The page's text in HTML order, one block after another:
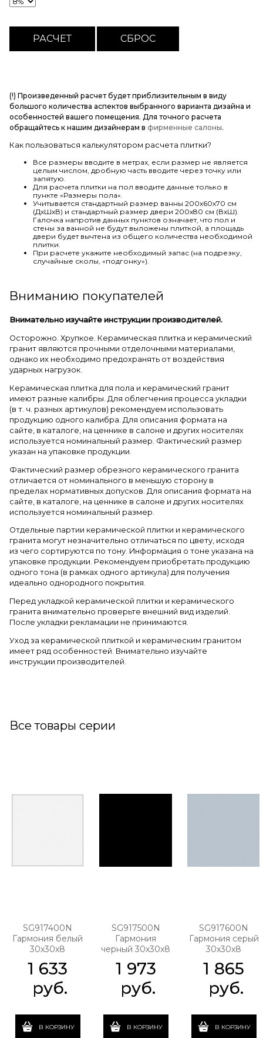
(!) Произведенный расчет будет приблизительным в виду
большого количества аспектов выбранного варианта дизайна и
особенностей вашего помещения. Для точного расчета
обращайтесь к нашим дизайнерам в фирменные салоны.
Как пользоваться калькулятором расчета плитки?
Все размеры вводите в метрах, если размер не является
целым числом, дробную часть вводите через точку или
запятую.
Для расчета плитки на пол вводите данные только в
пункте «Размеры пола».
Учитывается стандартный размер ванны 200х60х70 см
(ДхШхВ) и стандартный размер двери 200х80 см (ВхШ).
Галочка напротив данных пунктов означает, что пол и
стены за ванной не будут выложены плиткой, а площадь
двери будет вычтена из общего количества необходимой
плитки.
При расчете укажите необходимый запас (на подрезку,
случайные сколы, «подгонку»).
Вниманию покупателей
Внимательно изучайте инструкции производителей.
Осторожно. Хрупкое. Керамическая плитка и керамический
гранит являются прочными отделочными материалами,
однако их необходимо предохранять от воздействия
ударных нагрузок.
Керамическая плитка для пола и керамический гранит
имеют разные калибры. Для облегчения процесса укладки
(в т. ч. разных артикулов) рекомендуем использовать
продукцию одного калибра. Для описания формата на
сайте, в каталоге, на ценнике в салоне и других носителях
используется номинальный размер. Фактический размер
указан на упаковке продукции.
Фактический размер обрезного керамического гранита
отличается от номинального в меньшую сторону в
пределах нормативных допусков. Для описания формата на
сайте, в каталоге, на ценнике в салоне и других носителях
используется номинальный размер.
Отдельные партии керамической плитки и керамического
гранита могут незначительно отличаться по цвету, исходя
из чего сортируются по тону. Информация о тоне указана на
упаковке продукции. Рекомендуем приобретать продукцию
одного тона (в рамках одного артикула) для получения
идеально однородного покрытия.
Перед укладкой керамической плитки и керамического
гранита внимательно проверьте внешний вид изделий.
После укладки рекламации не принимаются.
Уход за керамической плиткой и керамическим гранитом
имеет ряд особенностей. Внимательно изучайте
инструкции производителей.
Все товары серии
SG917400N
Гармония белый
30х30х8
1 633
руб.
В КОРЗИНУ
SG917500N
Гармония
черный 30х30х8
1 973
руб.
В КОРЗИНУ
SG917600N
Гармония серый
30х30х8
1 865
руб.
В КОРЗИНУ